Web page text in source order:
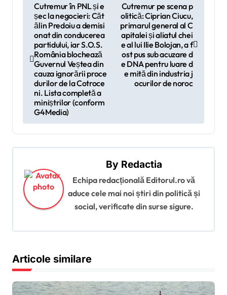
e
î
n
a
r
t
c
o
l
e
Cutremur în PNL și e
șec la negocieri: Căt
ălin Predoiu a demisi
onat din conducerea
partidului, iar S.O.S.
România blochează
Guvernul Veștea din
cauza ignorării proce
durilor de la Cotroce
ni. Lista completă a
miniștrilor (conform
G4Media)
Cutremur pe scena p
olitică: Ciprian Ciucu,
primarul general al C
apitalei și aliatul chei
e al lui Ilie Bolojan, a f
ost pus sub acuzare d
e DNA pentru luare d
e mită din industria j
ocurilor de noroc
By Redactia
Echipa redacțională Editorul.ro vă
aduce cele mai noi știri din politică și
social, verificate din surse sigure.
Articole similare